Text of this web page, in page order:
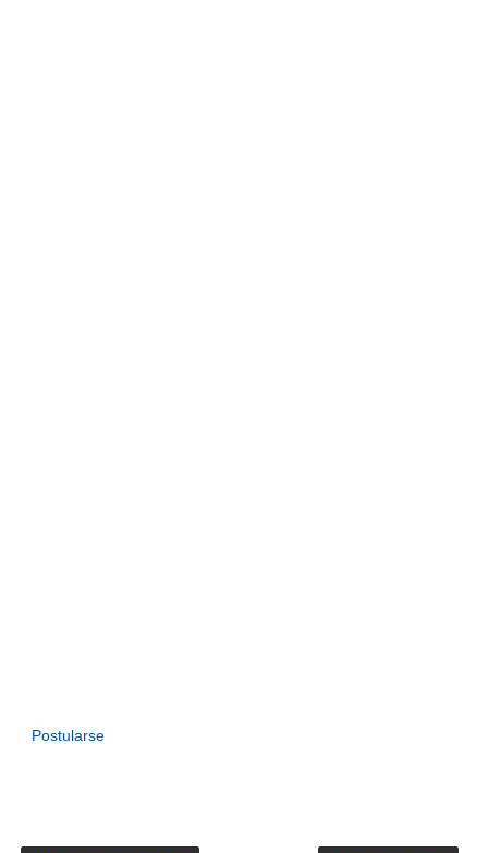
Postularse